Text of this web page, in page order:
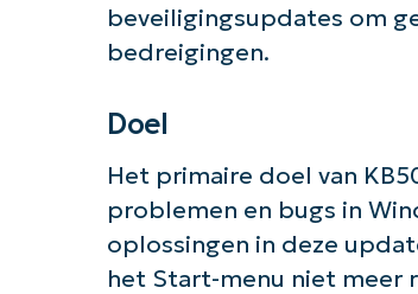
beveiligingsupdates om
bedreigingen.
Doel
Het primaire doel van
problemen en bugs in
oplossingen in deze
het Start-menu niet meer